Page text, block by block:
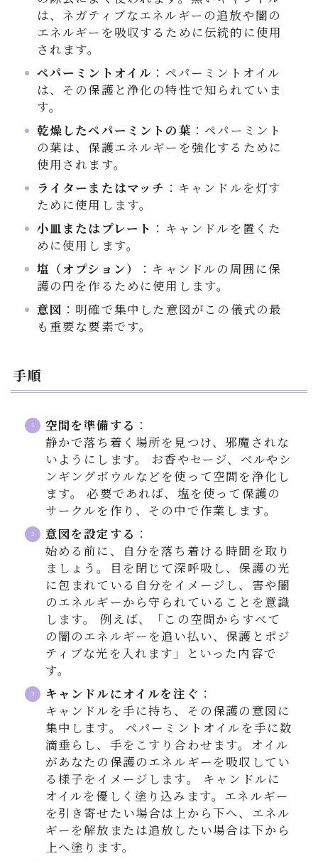
は、ネガティブなエネルギーの追放や闇の
エネルギーを吸収するために伝統的に使用
されます。
ペパーミントオイル ：ペパーミントオイル
は、その保護と浄化の特性で知られていま
す。
乾燥したペパーミントの葉 ：ペパーミント
の葉は、保護エネルギーを強化するために
使用されます。
ライターまたはマッチ ：キャンドルを灯す
ために使用します。
小皿またはプレート ：キャンドルを置くた
めに使用します。
塩（オプション）
：キャンドルの周囲に保
護の円を作るために使用します。
意図 ：明確で集中した意図がこの儀式の最
も重要な要素です。
手順
空間を準備する ：
静かで落ち着く場所を見つけ、邪魔されな
いようにします。 お香やセージ、ベルやシ
ンギングボウルなどを使って空間を浄化し
ます。 必要であれば、塩を使って保護の
サークルを作り、その中で作業します。
意図を設定する ：
始める前に、自分を落ち着ける時間を取り
ましょう。目を閉じて深呼吸し、保護の光
に包まれている自分をイメージし、害や闇
のエネルギーから守られていることを意識
します。 例えば、「この空間からすべて
の闇のエネルギーを追い払い、保護とポジ
ティブな光を入れます」といった内容で
す。
キャンドルにオイルを注ぐ ：
キャンドルを手に持ち、その保護の意図に
集中します。 ペパーミントオイルを手に数
滴垂らし、手をこすり合わせます。オイル
があなたの保護のエネルギーを吸収してい
る様子をイメージします。 キャンドルに
オイルを優しく塗り込みます。エネルギー
を引き寄せたい場合は上から下へ、エネル
ギーを解放または追放したい場合は下から
上へ塗ります。